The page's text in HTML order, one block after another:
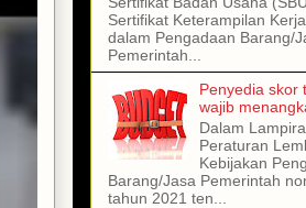
Sertifikat Keterampilan
dalam Pengadaan Barang/
Pemerintah...
Penyedia skor
wajib
Dalam
Peraturan
Kebijakan
Barang/Jasa Pemerintah
tahun 2021 ten...